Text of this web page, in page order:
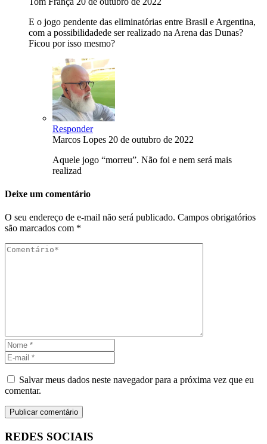
E o jogo pendente das eliminatórias entre Brasil e Argentina,
com a possibilidadede ser realizado na Arena das Dunas?
Ficou por isso mesmo?
Responder
Marcos Lopes 20 de outubro de 2022
Aquele jogo “morreu”. Não foi e nem será mais
realizad
Deixe um comentário
O seu endereço de e-mail não será publicado. Campos obrigatórios
são marcados com *
Salvar meus dados neste navegador para a próxima vez que eu
comentar.
REDES SOCIAIS